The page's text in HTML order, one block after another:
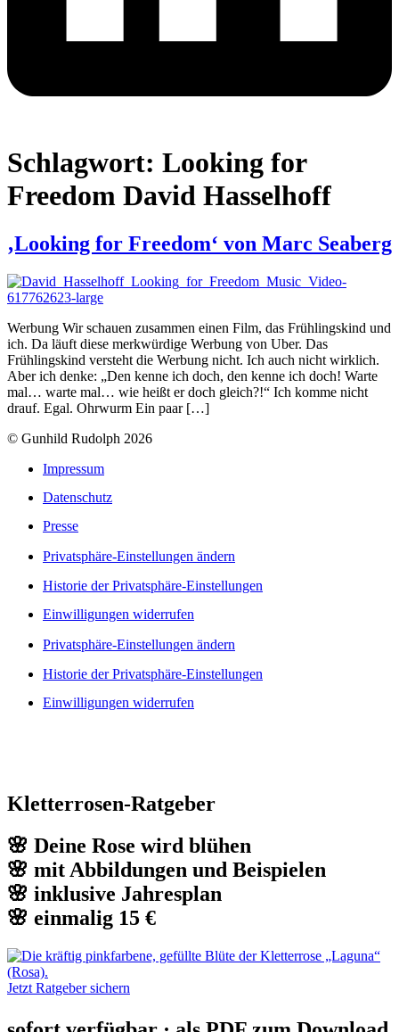
Schlagwort: Looking for
Freedom David Hasselhoff
‚Looking for Freedom‘ von Marc Seaberg
Werbung Wir schauen zusammen einen Film, das Frühlingskind und
ich. Da läuft diese merkwürdige Werbung von Uber. Das
Frühlingskind versteht die Werbung nicht. Ich auch nicht wirklich.
Aber ich denke: „Den kenne ich doch, den kenne ich doch! Warte
mal… warte mal… wie heißt er doch gleich?!“ Ich komme nicht
drauf. Egal. Ohrwurm Ein paar […]
© Gunhild Rudolph 2026
Impressum
Datenschutz
Presse
Privatsphäre-Einstellungen ändern
Historie der Privatsphäre-Einstellungen
Einwilligungen widerrufen
Privatsphäre-Einstellungen ändern
Historie der Privatsphäre-Einstellungen
Einwilligungen widerrufen
Kletterrosen-Ratgeber
🌸 Deine Rose wird blühen
🌸 mit Abbildungen und Beispielen
🌸 inklusive Jahresplan
🌸 einmalig 15 €
Jetzt Ratgeber sichern